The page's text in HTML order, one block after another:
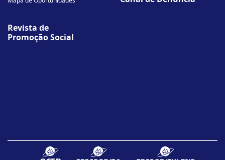
Revista de
Promoção Social